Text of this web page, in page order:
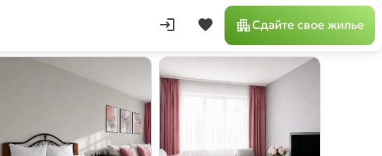
login favorite Сдайте свое жилье